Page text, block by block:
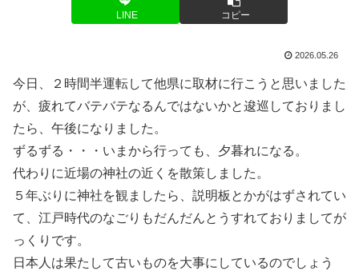
LINE コピー
2026.05.26
今日、２時間半運転して他県に取材に行こうと思いました
が、疲れてバテバテなるんではないかと逡巡しておりまし
たら、午後になりました。
ずるずる・・・いまから行っても、夕暮れになる。
代わりに近場の神社の近くを散策しました。
５年ぶりに神社を観ましたら、説明板とかがはずされてい
て、江戸時代のなごりもだんだんとうすれておりましてが
っくりです。
日本人は果たして古いものを大事にしているのでしょう